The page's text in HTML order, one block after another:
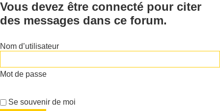
Vous devez être connecté pour citer
des messages dans ce forum.
Nom d’utilisateur
Mot de passe
Se souvenir de moi